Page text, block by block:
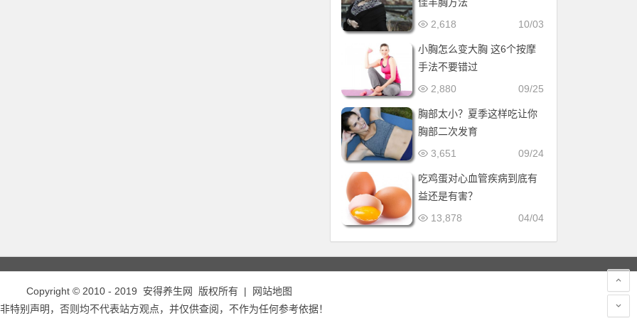
10/03
2,618
小胸怎么变大胸 这6个按摩
手法不要错过
09/25
2,880
胸部太小？夏季这样吃让你
胸部二次发育
09/24
3,651
吃鸡蛋对心血管疾病到底有
益还是有害？
04/04
13,878
Copyright © 2010 - 2019 安得养生网 版权所有 |
网站地图
特别声明，否则均不代表站方观点，并仅供查阅，不作为任何参考依据！